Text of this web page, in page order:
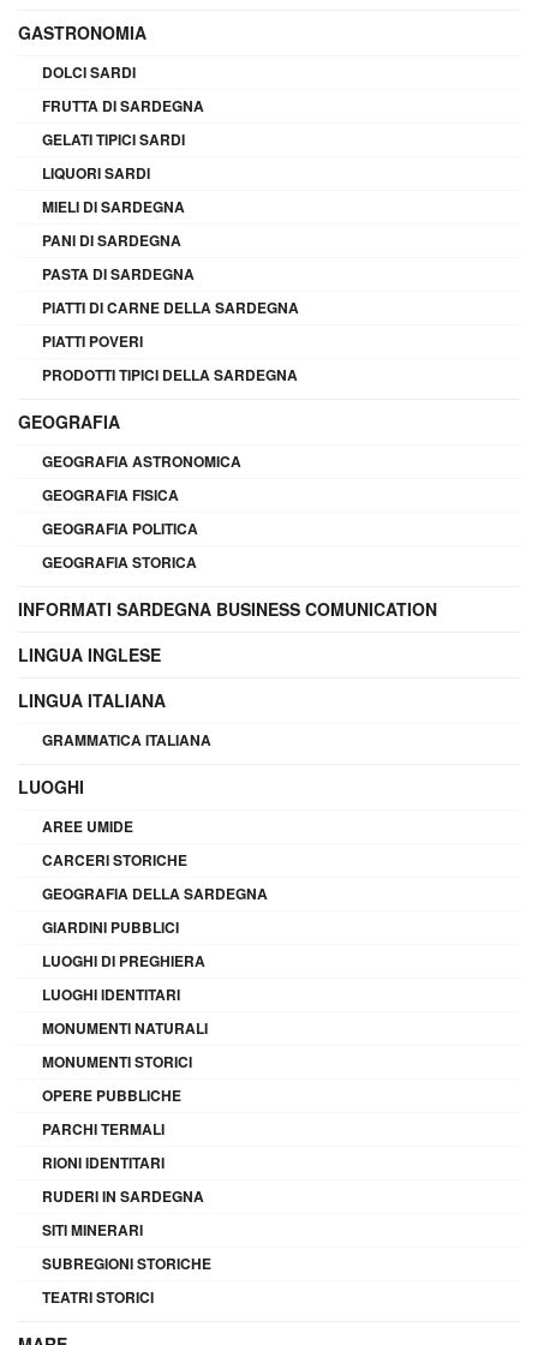
GASTRONOMIA
DOLCI SARDI
FRUTTA DI SARDEGNA
GELATI TIPICI SARDI
LIQUORI SARDI
MIELI DI SARDEGNA
PANI DI SARDEGNA
PASTA DI SARDEGNA
PIATTI DI CARNE DELLA SARDEGNA
PIATTI POVERI
PRODOTTI TIPICI DELLA SARDEGNA
GEOGRAFIA
GEOGRAFIA ASTRONOMICA
GEOGRAFIA FISICA
GEOGRAFIA POLITICA
GEOGRAFIA STORICA
INFORMATI SARDEGNA BUSINESS COMUNICATION
LINGUA INGLESE
LINGUA ITALIANA
GRAMMATICA ITALIANA
LUOGHI
AREE UMIDE
CARCERI STORICHE
GEOGRAFIA DELLA SARDEGNA
GIARDINI PUBBLICI
LUOGHI DI PREGHIERA
LUOGHI IDENTITARI
MONUMENTI NATURALI
MONUMENTI STORICI
OPERE PUBBLICHE
PARCHI TERMALI
RIONI IDENTITARI
RUDERI IN SARDEGNA
SITI MINERARI
SUBREGIONI STORICHE
TEATRI STORICI